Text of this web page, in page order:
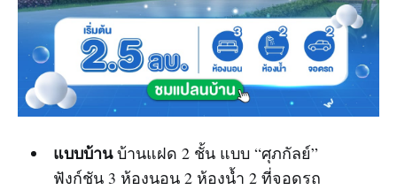
แบบบ้านบ้านแฝด 2 ชั้น แบบ “ศุภกัลย์”
ฟังก์ชัน 3 ห้องนอน 2 ห้องน้ำ 2 ที่จอดรถ